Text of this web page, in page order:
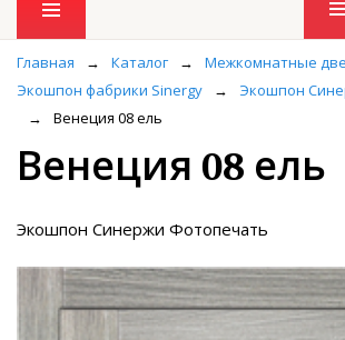
Главная → Каталог → Межкомнатные
Экошпон фабрики Sinergy
→
Экошпон
→
Венеция 08 ель
Венеция 08 ель
Экошпон Синержи Фотопечать